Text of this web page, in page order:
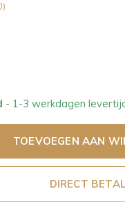
- 1-3 werkdagen
TOEVOEGEN AAN
DIRECT